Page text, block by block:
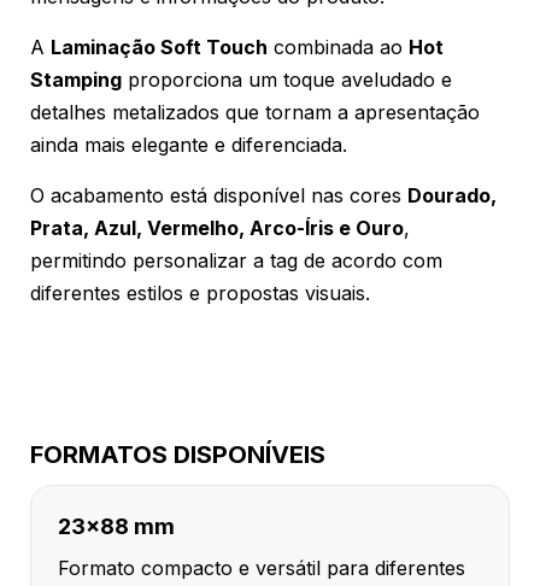
A Laminação Soft Touch combinada ao Hot
Stamping proporciona um toque aveludado e
detalhes metalizados que tornam a apresentação
ainda mais elegante e diferenciada.
O acabamento está disponível nas cores Dourado,
Prata, Azul, Vermelho, Arco-Íris e Ouro,
permitindo personalizar a tag de acordo com
diferentes estilos e propostas visuais.
FORMATOS DISPONÍVEIS
23x88 mm
Formato compacto e versátil para diferentes